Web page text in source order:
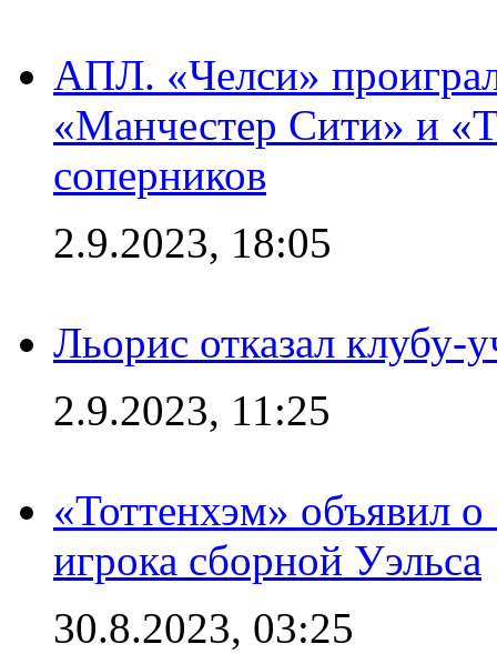
АПЛ. «Челси»
«Манчестер Сити» и
соперников
2.9.2023, 18:05
Льорис отказал клубу-
2.9.2023, 11:25
«Тоттенхэм» объявил
игрока сборной Уэльса
30.8.2023, 03:25